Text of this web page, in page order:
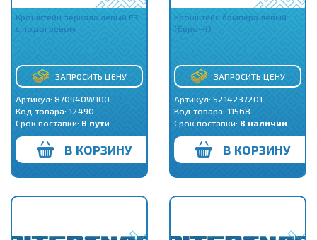
Кронштейн зеркала левый E3
c подогревом
ЗАПРОСИТЬ ЦЕНУ
Артикул: 870940W100
Код товара: 12490
Срок поставки: В пути
В КОРЗИНУ
Кронштейн бампера левый
(Евро-4)
ЗАПРОСИТЬ ЦЕНУ
Артикул: 5214237201
Код товара: 11568
Срок поставки: В наличии
В КОРЗИНУ